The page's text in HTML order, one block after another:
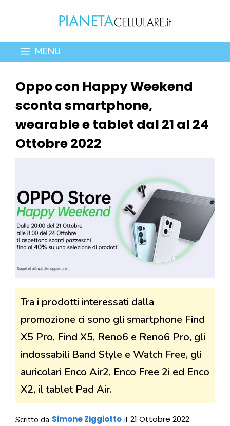
contenuto
MENU
Oppo con Happy Weekend
sconta smartphone,
wearable e tablet dal 21 al 24
Ottobre 2022
Tra i prodotti interessati dalla
promozione ci sono gli smartphone Find
X5 Pro, Find X5, Reno6 e Reno6 Pro, gli
indossabili Band Style e Watch Free, gli
auricolari Enco Air2, Enco Free 2i ed Enco
X2, il tablet Pad Air.
Scritto da Simone Ziggiotto il 21 Ottobre 2022